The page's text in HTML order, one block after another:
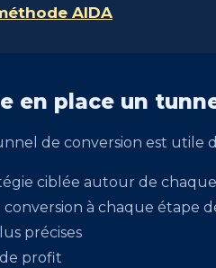
AIDA
en place un
de conversion est utile
ciblée autour de
à chaque étape
précises
profit